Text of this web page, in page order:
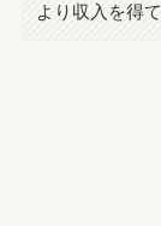
より収入を得